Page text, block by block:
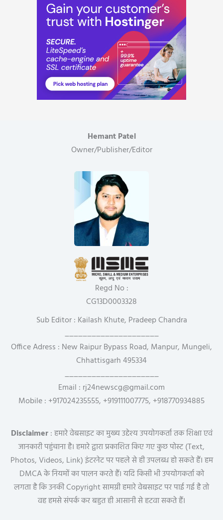
Hemant Patel
Owner/Publisher/Editor
Regd No :
CG13D0003328
Sub Editor : Kailash Khute, Pradeep Chandra
_____________________
Office Adress : New Raipur Bypass Road, Manpur, Mungeli,
Chhattisgarh 495334
_____________________
Email : rj24newscg@gmail.com
Mobile : +917024235555, +919111007775, +918770934885
Disclaimer: हमारे वेबसाइट का मुख्य उद्देश्य उपयोगकर्ता तक शिक्षा एवं
जानकारी पहुंचाना है। हमारे द्वारा प्रकाशित किए गए कुछ पोस्ट (Text,
Photos, Videos, Link) इंटरनेट पर पहले से ही उपलब्ध हो सकते हैं। हम
DMCA के नियमों का पालन करते हैं। यदि किसी भी उपयोगकर्ता को
लगता है कि उनकी Copyright सामग्री हमारे वेबसाइट पर पाई गई है तो
वह हमसे संपर्क कर बहुत ही आसानी से हटवा सकते हैं।